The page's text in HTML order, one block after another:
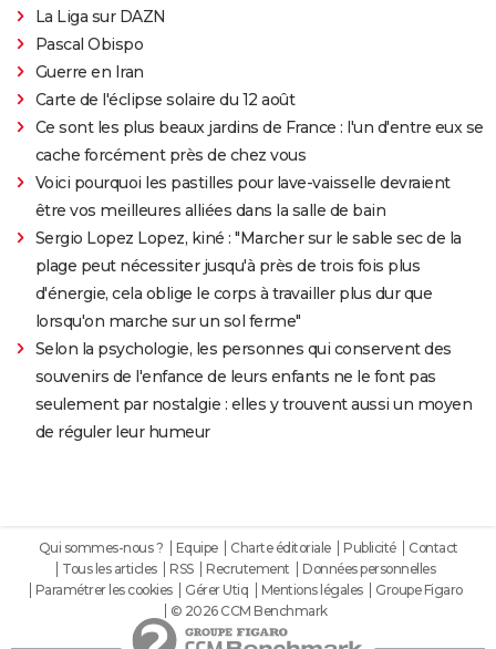
La Liga sur DAZN
Pascal Obispo
Guerre en Iran
Carte de l'éclipse solaire du 12 août
Ce sont les plus beaux jardins de France : l'un d'entre eux se
cache forcément près de chez vous
Voici pourquoi les pastilles pour lave-vaisselle devraient
être vos meilleures alliées dans la salle de bain
Sergio Lopez Lopez, kiné : "Marcher sur le sable sec de la
plage peut nécessiter jusqu'à près de trois fois plus
d'énergie, cela oblige le corps à travailler plus dur que
lorsqu'on marche sur un sol ferme"
Selon la psychologie, les personnes qui conservent des
souvenirs de l'enfance de leurs enfants ne le font pas
seulement par nostalgie : elles y trouvent aussi un moyen
de réguler leur humeur
Qui sommes-nous ? Equipe Charte éditoriale Publicité
Contact
Tous les articles
RSS Recrutement
Données personnelles
Paramétrer les cookies
Gérer Utiq Mentions légales
Groupe Figaro
© 2026 CCM Benchmark